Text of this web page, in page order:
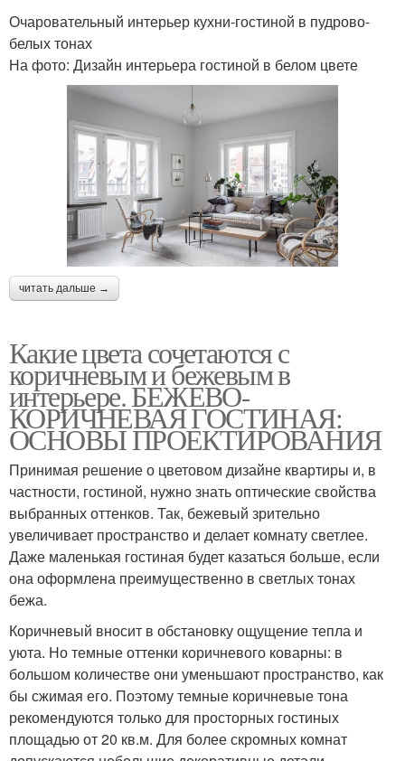
Очаровательный интерьер кухни-гостиной в пудрово-
белых тонах
На фото: Дизайн интерьера гостиной в белом цвете
читать дальше →
Какие цвета сочетаются с
коричневым и бежевым в
интерьере. БЕЖЕВО-
КОРИЧНЕВАЯ ГОСТИНАЯ:
ОСНОВЫ ПРОЕКТИРОВАНИЯ
Принимая решение о цветовом дизайне квартиры и, в
частности, гостиной, нужно знать оптические свойства
выбранных оттенков. Так, бежевый зрительно
увеличивает пространство и делает комнату светлее.
Даже маленькая гостиная будет казаться больше, если
она оформлена преимущественно в светлых тонах
бежа.
Коричневый вносит в обстановку ощущение тепла и
уюта. Но темные оттенки коричневого коварны: в
большом количестве они уменьшают пространство, как
бы сжимая его. Поэтому темные коричневые тона
рекомендуются только для просторных гостиных
площадью от 20 кв.м. Для более скромных комнат